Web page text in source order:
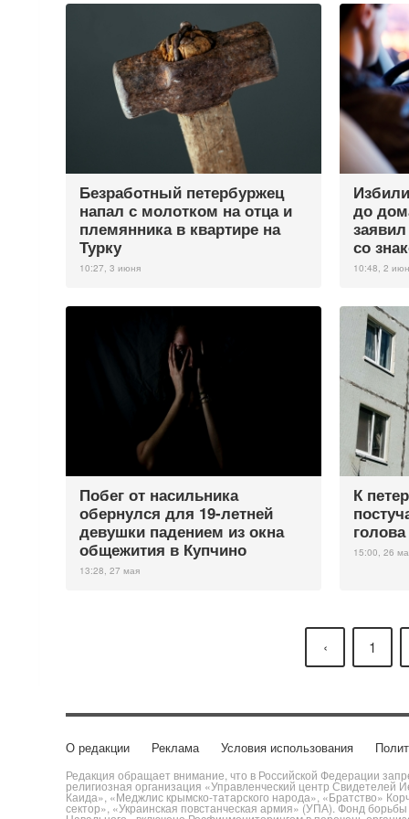
Безработный петербуржец
напал с молотком на отца и
племянника в квартире на
Турку
10:27, 3 июня
до
со
10:48, 2
Побег от насильника
обернулся для 19-летней
девушки падением из окна
общежития в Купчино
13:28, 27 мая
К
голова
15:00, 26
‹ 1
О редакции Реклама Условия использования
Редакция обращает внимание, что в Российской Федерации
религиозная организация «Управленческий центр
Каида», «Меджлис крымско-татарского народа», «Братство»
сектор», «Украинская повстанческая армия» (УПА). Фонд